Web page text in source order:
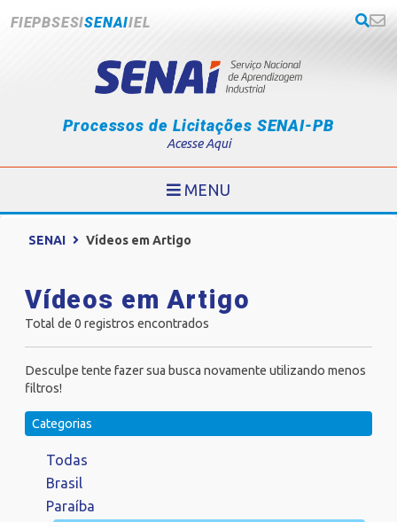
FIEPBSESISENAIIEL
Processos de Licitações SENAI-PB
Acesse Aqui
MENU
SENAI Vídeos em Artigo
Vídeos em Artigo
Total de 0 registros encontrados
Desculpe tente fazer sua busca novamente utilizando menos
filtros!
Categorias
Todas
Brasil
Paraíba